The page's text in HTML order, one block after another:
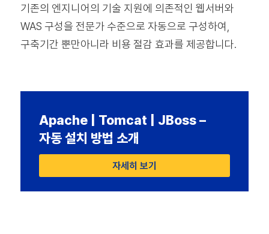
기존의 엔지니어의 기술 지원에 의존적인 웹서버와
WAS 구성을 전문가 수준으로 자동으로 구성하여,
구축기간 뿐만아니라 비용 절감 효과를 제공합니다.
Apache | Tomcat | JBoss –
자동 설치 방법 소개
자세히 보기